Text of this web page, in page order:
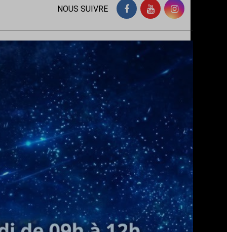
NOUS SUIVRE